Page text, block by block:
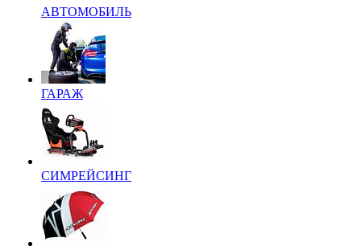
АВТОМОБИЛЬ
ГАРАЖ
СИМРЕЙСИНГ